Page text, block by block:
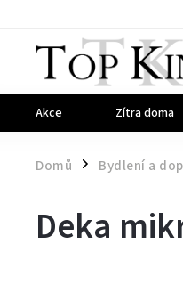
Akce Zítra doma
Domů / Bydlení a
Deka